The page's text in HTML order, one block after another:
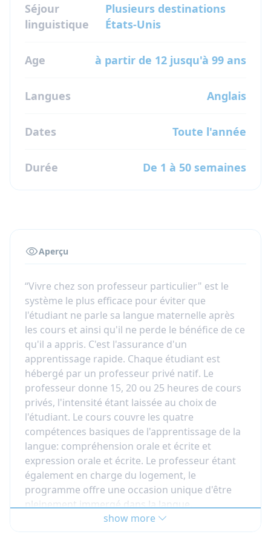
Séjour
linguistique
Plusieurs destinations
États-Unis
Age à partir de 12 jusqu'à 99 ans
Langues Anglais
Dates Toute l'année
Durée De 1 à 50 semaines
Aperçu
“Vivre chez son professeur particulier" est le
système le plus efficace pour éviter que
l'étudiant ne parle sa langue maternelle après
les cours et ainsi qu'il ne perde le bénéfice de ce
qu'il a appris. C'est l'assurance d'un
apprentissage rapide. Chaque étudiant est
hébergé par un professeur privé natif. Le
professeur donne 15, 20 ou 25 heures de cours
privés, l'intensité étant laissée au choix de
l'étudiant. Le cours couvre les quatre
compétences basiques de l'apprentissage de la
langue: compréhension orale et écrite et
expression orale et écrite. Le professeur étant
également en charge du logement, le
programme offre une occasion unique d'être
pleinement immergé dans la langue.
SPECIFICATION :L'étudiant arrive et quitte le
show more